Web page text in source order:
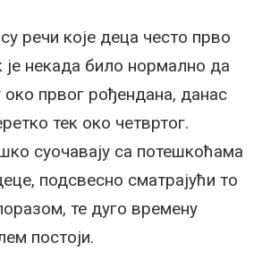
речи које деца често прво
некада било нормално да
око првог рођендана, данас
тек око четвртог.
суочавају са потешкоћама
подсвесно сматрајући то
те дуго времену
постоји.